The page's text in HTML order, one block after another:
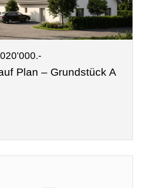
Plan – Grundstück A